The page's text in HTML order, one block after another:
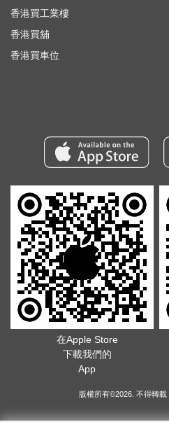
香港買工業樓
香港買舖
香港買車位
在Apple Store
下載我們的
App
版權所有©2026. 不得轉載